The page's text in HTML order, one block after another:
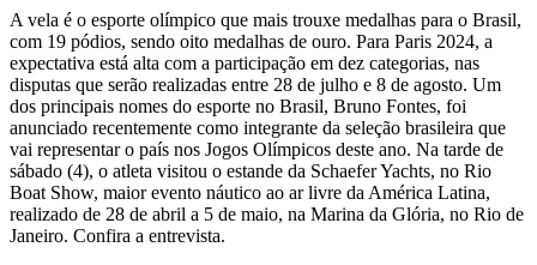
A vela é o esporte olímpico que mais trouxe medalhas para o Brasil,
com 19 pódios, sendo oito medalhas de ouro. Para Paris 2024, a
expectativa está alta com a participação em dez categorias, nas
disputas que serão realizadas entre 28 de julho e 8 de agosto. Um
dos principais nomes do esporte no Brasil, Bruno Fontes, foi
anunciado recentemente como integrante da seleção brasileira que
vai representar o país nos Jogos Olímpicos deste ano. Na tarde de
sábado (4), o atleta visitou o estande da Schaefer Yachts, no Rio
Boat Show, maior evento náutico ao ar livre da América Latina,
realizado de 28 de abril a 5 de maio, na Marina da Glória, no Rio de
Janeiro. Confira a entrevista.